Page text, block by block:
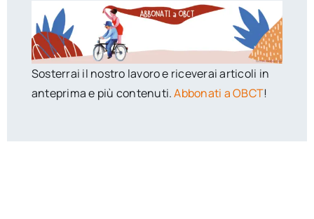
Sosterrai il nostro lavoro e riceverai articoli in
anteprima e più contenuti.Abbonati a OBCT!